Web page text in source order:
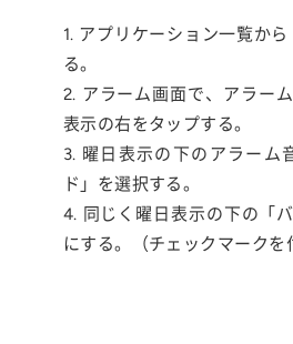
1. アプリケーション一覧か
る。
2. アラーム画面で、アラー
表示の右をタップする。
3. 曜日表示の下のアラーム
ド」を選択する。
4. 同じく曜日表示の下の「
にする。（チェックマークを